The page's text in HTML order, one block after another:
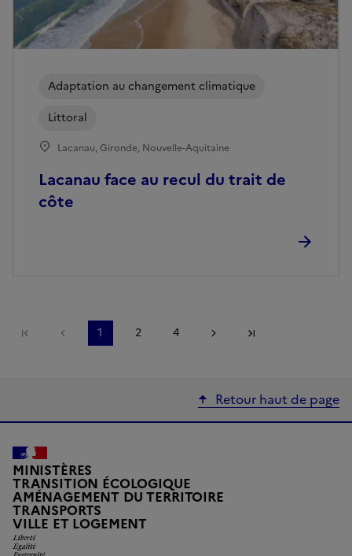
Lacanau face au recul du trait de
côte
Adaptation au changement climatique
Littoral
Lacanau, Gironde, Nouvelle-Aquitaine
Première pagePage précédente
1 2 4 Page suivante
Retour haut de page
MINISTÈRES
TRANSITION ÉCOLOGIQUE
AMÉNAGEMENT DU TERRITOIRE
TRANSPORTS
VILLE ET LOGEMENT
Liberté, Égalité, Fraternité